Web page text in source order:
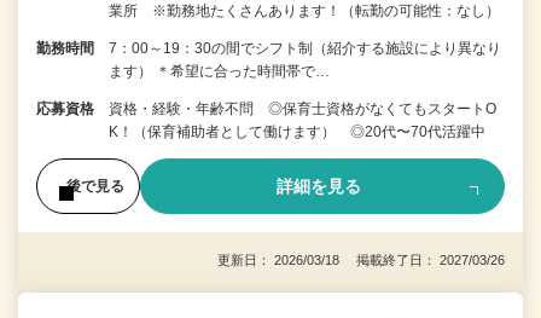
業所 ※勤務地たくさんあります！（転勤の可能性：なし）
勤務時間
7：00～19：30の間でシフト制（紹介する施設により異なり
ます） ＊希望に合った時間帯で…
応募資格
資格・経験・年齢不問 ◎保育士資格がなくてもスタートO
K！（保育補助者として働けます） ◎20代〜70代活躍中
後で見る 詳細を見る
更新日： 2026/03/18 掲載終了日： 2027/03/26